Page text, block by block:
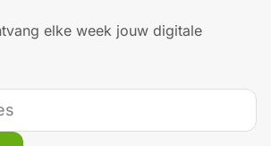
elke week jouw digitale